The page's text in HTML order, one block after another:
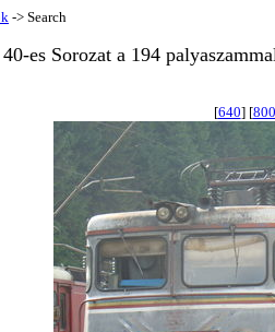
-> Search
es Sorozat a 194
[640] [800